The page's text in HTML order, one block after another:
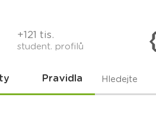
+121 tis.
student. profilů
Pravidla